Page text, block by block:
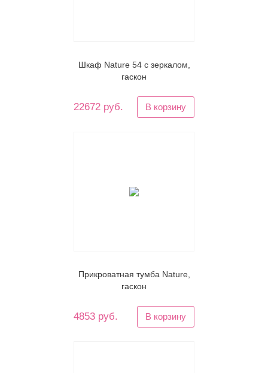
Шкаф Nature 54 с зеркалом,
гаскон
22672 руб. В корзину
Прикроватная тумба Nature,
гаскон
4853 руб. В корзину